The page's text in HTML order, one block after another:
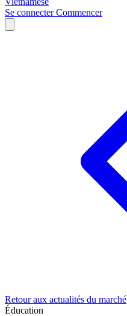
Se connecterCommencer
Retour aux actualités du marché
Éducation